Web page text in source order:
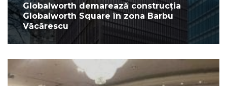
Globalworth demarează construcția
Globalworth Square în zona Barbu
Văcărescu